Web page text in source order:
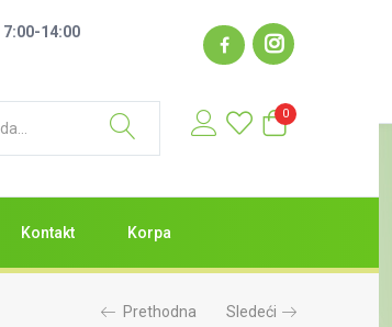
7:00-14:00
0
Kontakt Korpa
Prethodna Sledeći
2.499,00 RSD
Nema na zalihama